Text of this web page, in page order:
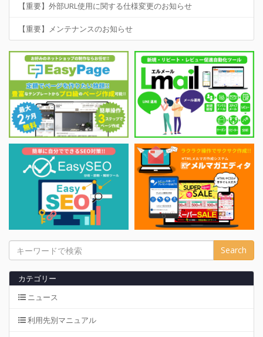
【重要】外部URL使用に関する仕様変更のお知らせ
【重要】メンテナンスのお知らせ
カテゴリー
ニュース
利用先別マニュアル